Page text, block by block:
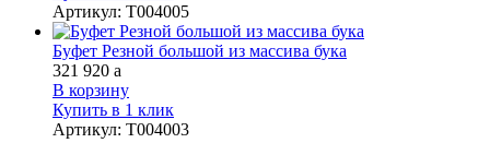
Артикул: Т004005
Буфет Резной большой из массива бука
321 920 a
В корзину
Купить в 1 клик
Артикул: Т004003